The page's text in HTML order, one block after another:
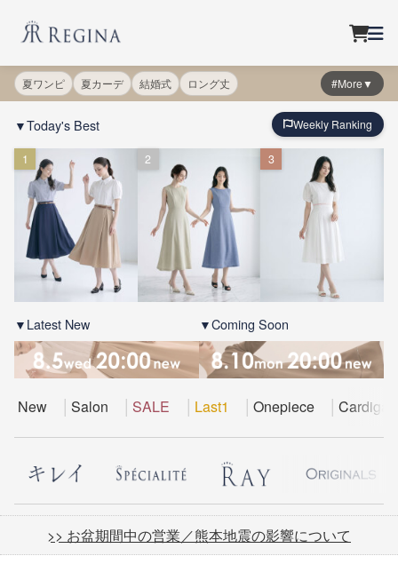
夏ワンピ 夏カーデ 結婚式 ロング丈 #More▼
▼Today's Best Weekly Ranking
1 2 3
▼Latest New ▼Coming Soon
New Salon SALE Last1 Onepiece Cardigan
>> お盆期間中の営業／熊本地震の影響について